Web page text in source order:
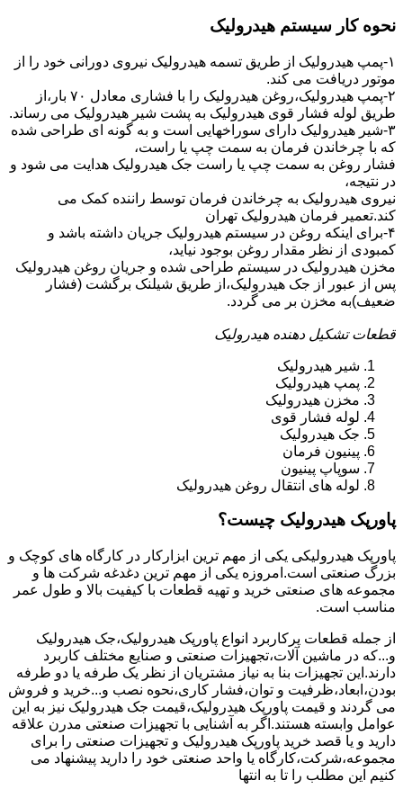
نحوه کار سیستم هیدرولیک
۱-پمپ هیدرولیک از طریق تسمه هیدرولیک نیروی دورانی خود را از
موتور دریافت می کند.
۲-پمپ هیدرولیک،روغن هیدرولیک را با فشاری معادل ۷۰ بار،از
طریق لوله فشار قوی هیدرولیک به پشت شیر هیدرولیک می رساند.
۳-شیر هیدرولیک دارای سوراخهایی است و به گونه ای طراحی شده
که با چرخاندن فرمان به سمت چپ یا راست،
فشار روغن به سمت چپ یا راست جک هیدرولیک هدایت می شود و
در نتیجه،
نیروی هیدرولیک به چرخاندن فرمان توسط راننده کمک می
کند.تعمیر فرمان هیدرولیک تهران
۴-برای اینکه روغن در سیستم هیدرولیک جریان داشته باشد و
کمبودی از نظر مقدار روغن بوجود نیاید،
مخزن هیدرولیک در سیستم طراحی شده و جریان روغن هیدرولیک
پس از عبور از جک هیدرولیک،از طریق شیلنک برگشت (فشار
ضعیف)به مخزن بر می گردد.
قطعات تشکیل دهنده هیدرولیک
شیر هیدرولیک
پمپ هیدرولیک
مخزن هیدرولیک
لوله فشار قوی
جک هیدرولیک
پینیون فرمان
سوپاپ پینیون
لوله های انتقال روغن هیدرولیک
پاورپک هیدرولیک چیست؟
پاورپک هیدرولیکی یکی از مهم ترین ابزارکار در کارگاه های کوچک و
بزرگ صنعتی است.امروزه یکی از مهم ترین دغدغه شرکت ها و
مجموعه های صنعتی خرید و تهیه قطعات با کیفیت بالا و طول عمر
مناسب است.
از جمله قطعات پرکاربرد انواع پاورپک هیدرولیک،جک هیدرولیک
و...که در ماشین آلات،تجهیزات صنعتی و صنایع مختلف کاربرد
دارند.این تجهیزات بنا به نیاز مشتریان از نظر یک طرفه یا دو طرفه
بودن،ابعاد،ظرفیت و توان،فشار کاری،نحوه نصب و...خرید و فروش
می گردند و قیمت پاورپک هیدرولیک،قیمت جک هیدرولیک نیز به این
عوامل وابسته هستند.اگر به آشنایی با تجهیزات صنعتی مدرن علاقه
دارید و یا قصد خرید پاورپک هیدرولیک و تجهیزات صنعتی را برای
مجموعه،شرکت،کارگاه یا واحد صنعتی خود را دارید پیشنهاد می
کنیم این مطلب را تا به انتها